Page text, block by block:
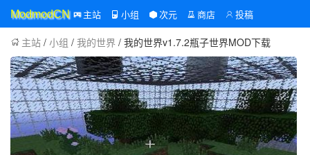
ModmodCN 主站 小组 次元 商店 投稿
主站 / 小组 / 我的世界 / 我的世界v1.7.2瓶子世界MOD下载